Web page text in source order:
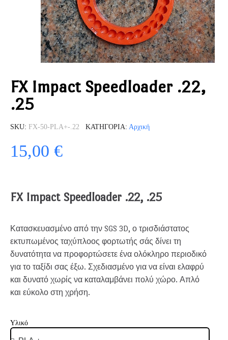
FX Impact Speedloader .22,
.25
SKU FX-50-PLA+-.22 ΚΑΤΗΓΟΡΊΑ Αρχική
15,00 €
FX Impact Speedloader .22, .25
Κατασκευασμένο από την SGS 3D, ο τρισδιάστατος
εκτυπωμένος ταχύπλοος φορτωτής σάς δίνει τη
δυνατότητα να προφορτώσετε ένα ολόκληρο περιοδικό
για το ταξίδι σας έξω. Σχεδιασμένο για να είναι ελαφρύ
και δυνατό χωρίς να καταλαμβάνει πολύ χώρο. Απλό
και εύκολο στη χρήση.
Υλικό